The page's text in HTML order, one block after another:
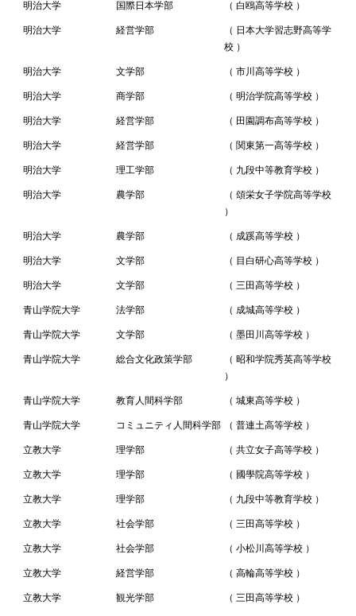
明治大学 国際日本学部 （ 白鴎高等学校 ）
明治大学 経営学部
（ 日本大学習志野高等学
校 ）
明治大学 文学部 （ 市川高等学校 ）
明治大学 商学部 （ 明治学院高等学校 ）
明治大学 経営学部 （ 田園調布高等学校 ）
明治大学 経営学部 （ 関東第一高等学校 ）
明治大学 理工学部 （ 九段中等教育学校 ）
明治大学 農学部
（ 頌栄女子学院高等学校
）
明治大学 農学部 （ 成蹊高等学校 ）
明治大学 文学部 （ 目白研心高等学校 ）
明治大学 文学部 （ 三田高等学校 ）
青山学院大学 法学部 （ 成城高等学校 ）
青山学院大学 文学部 （ 墨田川高等学校 ）
青山学院大学 総合文化政策学部
（ 昭和学院秀英高等学校
）
青山学院大学 教育人間科学部 （ 城東高等学校 ）
青山学院大学 コミュニティ人間科学部 （ 普連土高等学校 ）
立教大学 理学部 （ 共立女子高等学校 ）
立教大学 理学部 （ 國學院高等学校 ）
立教大学 理学部 （ 九段中等教育学校 ）
立教大学 社会学部 （ 三田高等学校 ）
立教大学 社会学部 （ 小松川高等学校 ）
立教大学 経営学部 （ 高輪高等学校 ）
立教大学 観光学部 （ 三田高等学校 ）